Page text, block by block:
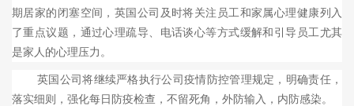
期居家的闭塞空间，英国公司及时将关注员工和家属心理健康列入
了重点议题，通过心理疏导、电话谈心等方式缓解和引导员工尤其
是家人的心理压力。
英国公司将继续严格执行公司疫情防控管理规定，明确责任，
落实细则，强化每日防疫检查，不留死角，外防输入，内防感染。